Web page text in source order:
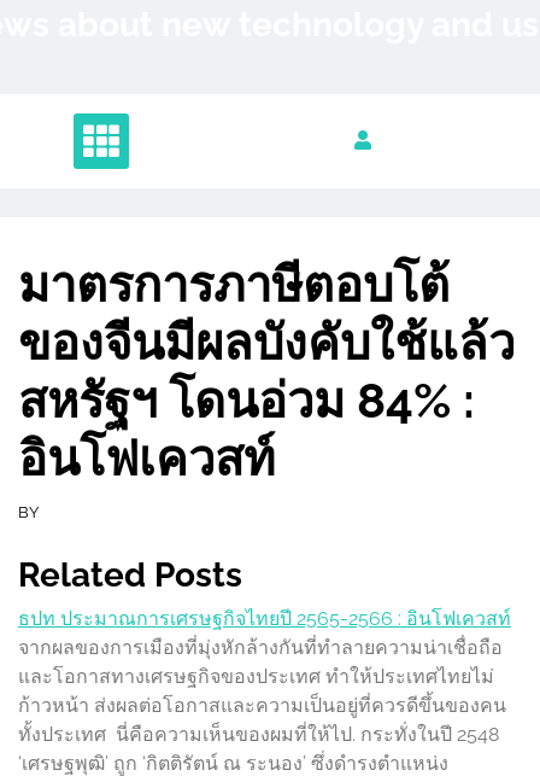
มาตรการภาษีตอบโต้
ของจีนมีผลบังคับใช้แล้ว
สหรัฐฯ โดนอ่วม 84% :
อินโฟเควสท์
BY
Related Posts
ธปท ประมาณการเศรษฐกิจไทยปี 2565-2566 : อินโฟเควสท์
จากผลของการเมืองที่มุ่งหักล้างกันที่ทําลายความน่าเชื่อถือ
และโอกาสทางเศรษฐกิจของประเทศ ทําให้ประเทศไทยไม่
ก้าวหน้า ส่งผลต่อโอกาสและความเป็นอยู่ที่ควรดีขึ้นของคน
ทั้งประเทศ นี่คือความเห็นของผมที่ให้ไป. กระทั่งในปี 2548
‘เศรษฐพุฒิ’ ถูก ‘กิตติรัตน์ ณ ระนอง’ ซึ่งดำรงตำแหน่ง